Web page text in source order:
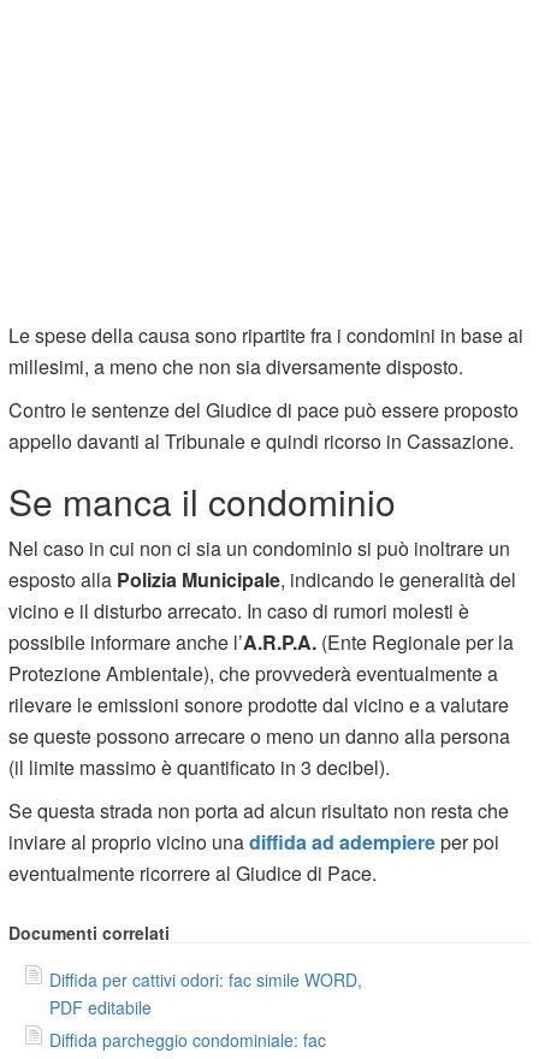
Le spese della causa sono ripartite fra i condomini in base ai
millesimi, a meno che non sia diversamente disposto.
Contro le sentenze del Giudice di pace può essere proposto
appello davanti al Tribunale e quindi ricorso in Cassazione.
Se manca il condominio
Nel caso in cui non ci sia un condominio si può inoltrare un
esposto alla Polizia Municipale, indicando le generalità del
vicino e il disturbo arrecato. In caso di rumori molesti è
possibile informare anche l’A.R.P.A. (Ente Regionale per la
Protezione Ambientale), che provvederà eventualmente a
rilevare le emissioni sonore prodotte dal vicino e a valutare
se queste possono arrecare o meno un danno alla persona
(il limite massimo è quantificato in 3 decibel).
Se questa strada non porta ad alcun risultato non resta che
inviare al proprio vicino unadiffida ad adempiereper poi
eventualmente ricorrere al Giudice di Pace.
Documenti correlati
Diffida per cattivi odori: fac simile WORD,
PDF editabile
Diffida parcheggio condominiale: fac